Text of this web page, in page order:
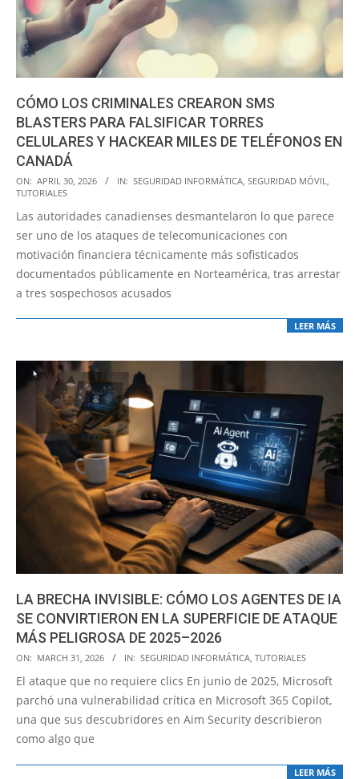
CÓMO LOS CRIMINALES CREARON SMS
BLASTERS PARA FALSIFICAR TORRES
CELULARES Y HACKEAR MILES DE TELÉFONOS EN
CANADÁ
2026-
04-
30
ON: APRIL 30, 2026 IN: SEGURIDAD INFORMÁTICA SEGURIDAD MÓVIL
TUTORIALES
Las autoridades canadienses desmantelaron lo que parece
ser uno de los ataques de telecomunicaciones con
motivación financiera técnicamente más sofisticados
documentados públicamente en Norteamérica, tras arrestar
a tres sospechosos acusados
LEER MÁS
LA BRECHA INVISIBLE: CÓMO LOS AGENTES DE IA
SE CONVIRTIERON EN LA SUPERFICIE DE ATAQUE
MÁS PELIGROSA DE 2025–2026
2026-
03-
31
ON: MARCH 31, 2026 IN: SEGURIDAD INFORMÁTICA TUTORIALES
El ataque que no requiere clics En junio de 2025, Microsoft
parchó una vulnerabilidad crítica en Microsoft 365 Copilot,
una que sus descubridores en Aim Security describieron
como algo que
LEER MÁS